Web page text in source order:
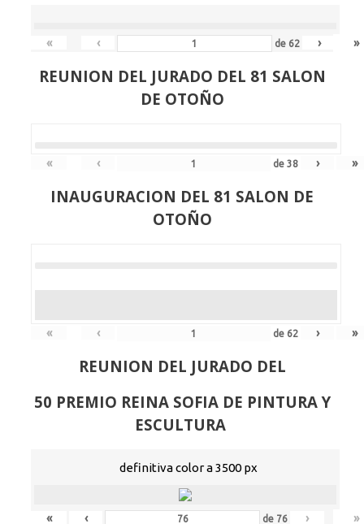
« ‹ de 62 › »
REUNION DEL JURADO DEL 81 SALON
DE OTOÑO
« ‹ de38 › »
INAUGURACION DEL 81 SALON DE
OTOÑO
« ‹ de 62 › »
REUNION DEL JURADO DEL
50 PREMIO REINA SOFIA DE PINTURA Y
ESCULTURA
definitiva color a 3500 px
« ‹ de 76 › »